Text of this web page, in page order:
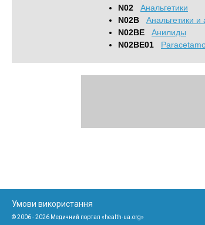
N02
Анальгетики
N02B
Анальгетики и
N02BE
Анилиды
N02BE01
Умови використання
© 2006 - 2026 Медичний портал «health-ua.org»